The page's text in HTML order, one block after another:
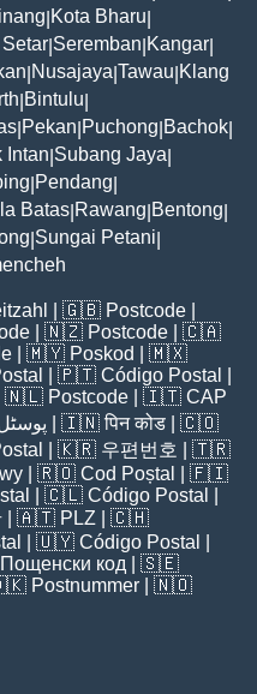
Kota Bharu
Seremban Kangar
Nusajaya Tawau Klang
Bintulu
Pekan Puchong Bachok
Intan Subang Jaya
Pendang
Batas Rawang Bentong
Sungai Petani
| 🇬🇧 Postcode
| 🇳🇿 Postcode | 🇨🇦
| 🇲🇾 Poskod
| 🇲🇽
| 🇵🇹 Código Postal
| 🇳🇱 Postcode | 🇮🇹 CAP
| 🇮🇳पिन कोड | 🇨🇴
| 🇰🇷 우편번호
| 🇹🇷
| 🇷🇴 Cod Poștal
| 🇫🇮
| 🇨🇱 Código Postal
| 🇦🇹 PLZ | 🇨🇭
| 🇺🇾 Código Postal
Пощенски код | 🇸🇪
Postnummer | 🇳🇴